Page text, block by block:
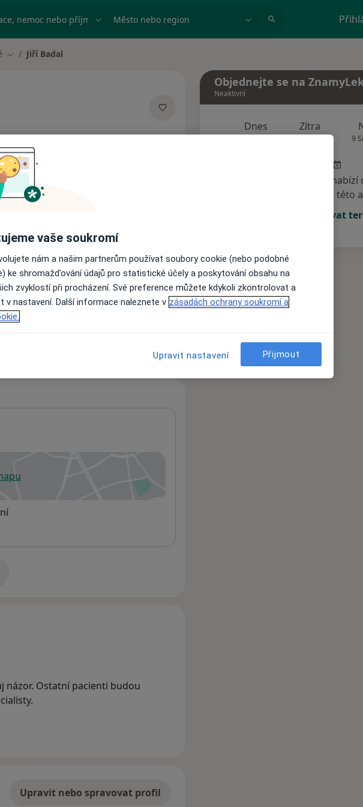
nemoc nebo příjmení Město nebo region
Změna města
Jiří Badal
Rezervovat termín
Názory pacientů
nejsou k dispozici
informace o svých službách.
v nové záložce
názor. Ostatní pacienti budou
Upravit nebo spravovat profil
Objednejte se na
Neaktivní
Dnes Zítra
9
Tento specialista
termínu na této
Rezervovat
vaše soukromí
nám a našim partnerům používat soubory cookie (nebo podobné
ke shromažďování údajů pro statistické účely a poskytování obsahu na
zvyklostí při procházení. Své preference můžete kdykoli zkontrolovat a
v nastavení. Další informace naleznete v zásadách ochrany soukromí a
Upravit nastavení Přijmout